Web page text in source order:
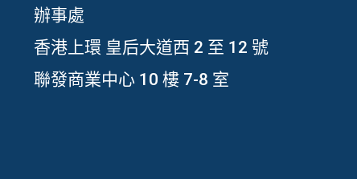
辦事處
香港上環 皇后大道西 2 至 12 號
聯發商業中心 10 樓 7-8 室